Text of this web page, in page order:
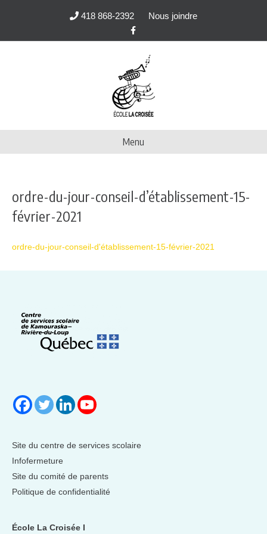
418 868-2392
Nous joindre
c
o
o
k
Menu
ordre-du-jour-conseil-d’établissement-15-
février-2021
ordre-du-jour-conseil-d'établissement-15-février-2021
Site du centre de services scolaire
Infofermeture
Site du comité de parents
Politique de confidentialité
École La Croisée I